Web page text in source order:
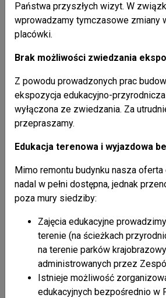
Państwa przyszłych wizyt. W
wprowadzamy tymczasowe zmiany
placówki.
Brak możliwości zwiedzania
Z powodu prowadzonych prac
ekspozycja edukacyjno-
wyłączona ze zwiedzania. Za
przepraszamy.
Edukacja terenowa i wyjazdowa
Mimo remontu budynku nasza oferta
nadal w pełni dostępna, jednak
poza mury siedziby:
Zajęcia edukacyjne
terenie (na ścieżkach
na terenie parków
administrowanych przez
Istnieje możliwość
edukacyjnych bezpośrednio w